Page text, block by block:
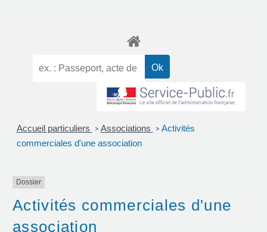
Accueil particuliers > Associations > Activités
commerciales d'une association
Dossier
Activités commerciales d'une
association